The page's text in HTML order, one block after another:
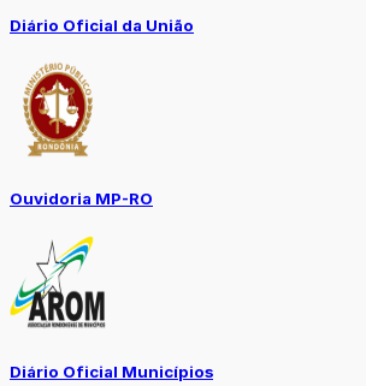
Diário Oficial da União
Ouvidoria MP-RO
Diário Oficial Municípios